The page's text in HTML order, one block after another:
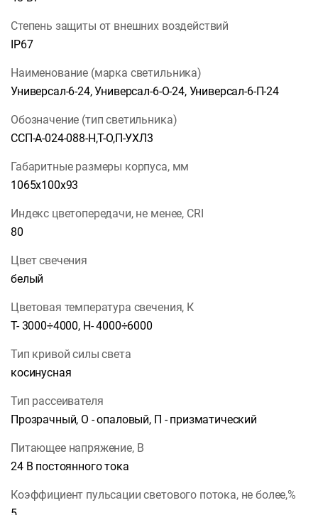
Степень защиты от внешних воздействий
IP67
Наименование (марка светильника)
Универсал-6-24, Универсал-6-О-24, Универсал-6-П-24
Обозначение (тип светильника)
ССП-А-024-088-Н,Т-О,П-УХЛ3
Габаритные размеры корпуса, мм
1065х100х93
Индекс цветопередачи, не менее, CRI
80
Цвет свечения
белый
Цветовая температура свечения, К
Т- 3000÷4000, Н- 4000÷6000
Тип кривой силы света
косинусная
Тип рассеивателя
Прозрачный, О - опаловый, П - призматический
Питающее напряжение, В
24 В постоянного тока
Коэффициент пульсации светового потока, не более,%